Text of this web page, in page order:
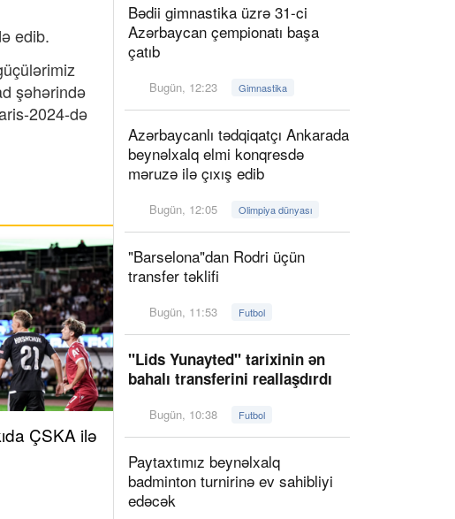
edib.
şəhərində
2024-də
ÇSKA ilə
Bədii gimnastika üzrə 31-ci
Azərbaycan çempionatı başa
çatıb
Bugün, 12:23 Gimnastika
Azərbaycanlı tədqiqatçı Ankarada
beynəlxalq elmi konqresdə
məruzə ilə çıxış edib
Bugün, 12:05 Olimpiya dünyası
"Barselona"dan Rodri üçün
transfer təklifi
Bugün, 11:53 Futbol
"Lids Yunayted" tarixinin ən
bahalı transferini reallaşdırdı
Bugün, 10:38 Futbol
Paytaxtımız beynəlxalq
badminton turnirinə ev sahibliyi
edəcək